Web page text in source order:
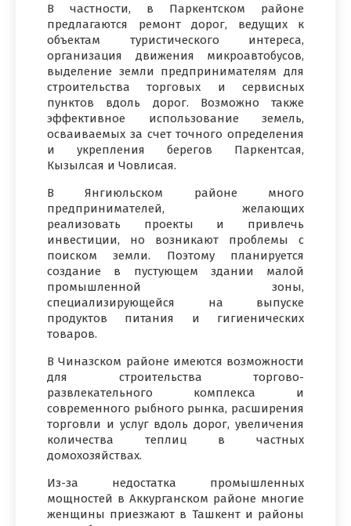
В частности, в Паркентском районе
предлагаются ремонт дорог, ведущих к
объектам туристического интереса,
организация движения микроавтобусов,
выделение земли предпринимателям для
строительства торговых и сервисных
пунктов вдоль дорог. Возможно также
эффективное использование земель,
осваиваемых за счет точного определения
и укрепления берегов Паркентсая,
Кызылсая и Човлисая.
В Янгиюльском районе много
предпринимателей, желающих
реализовать проекты и привлечь
инвестиции, но возникают проблемы с
поиском земли. Поэтому планируется
создание в пустующем здании малой
промышленной зоны,
специализирующейся на выпуске
продуктов питания и гигиенических
товаров.
В Чиназском районе имеются возможности
для строительства торгово-
развлекательного комплекса и
современного рыбного рынка, расширения
торговли и услуг вдоль дорог, увеличения
количества теплиц в частных
домохозяйствах.
Из-за недостатка промышленных
мощностей в Аккурганском районе многие
женщины приезжают в Ташкент и районы